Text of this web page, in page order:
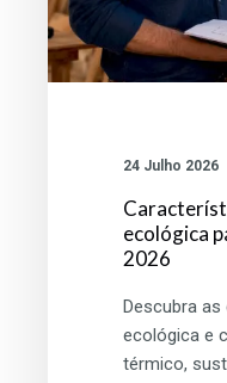
24 Julho 2026
ecológica
2026
Descubra
ecológica e
térmico,